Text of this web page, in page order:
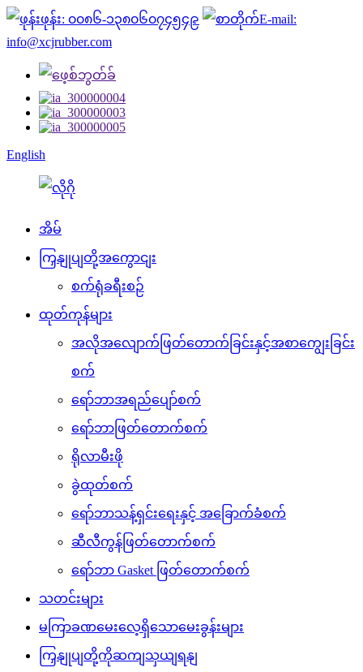
ဖုန်း: ၀၀၈၆-၁၃၈၀၆၀၇၄၅၄၉
E-mail:
info@xcjrubber.com
English
အိမ်
ကြှနျုပျတို့အကွောငျး
စက်ရုံခရီးစဉ်
ထုတ်ကုန်များ
အလိုအလျောက်ဖြတ်တောက်ခြင်းနှင့်အစာကျွေးခြင်း
စက်
ရော်ဘာအရည်ပျော်စက်
ရော်ဘာဖြတ်တောက်စက်
ရိုလာမီးဖို
ခွဲထုတ်စက်
ရော်ဘာသန့်ရှင်းရေးနှင့် အခြောက်ခံစက်
ဆီလီကွန်ဖြတ်တောက်စက်
ရော်ဘာ Gasket ဖြတ်တောက်စက်
သတင်းများ
မကြာခဏမေးလေ့ရှိသောမေးခွန်းများ
ကြှနျုပျတို့ကိုဆကျသှယျရနျ